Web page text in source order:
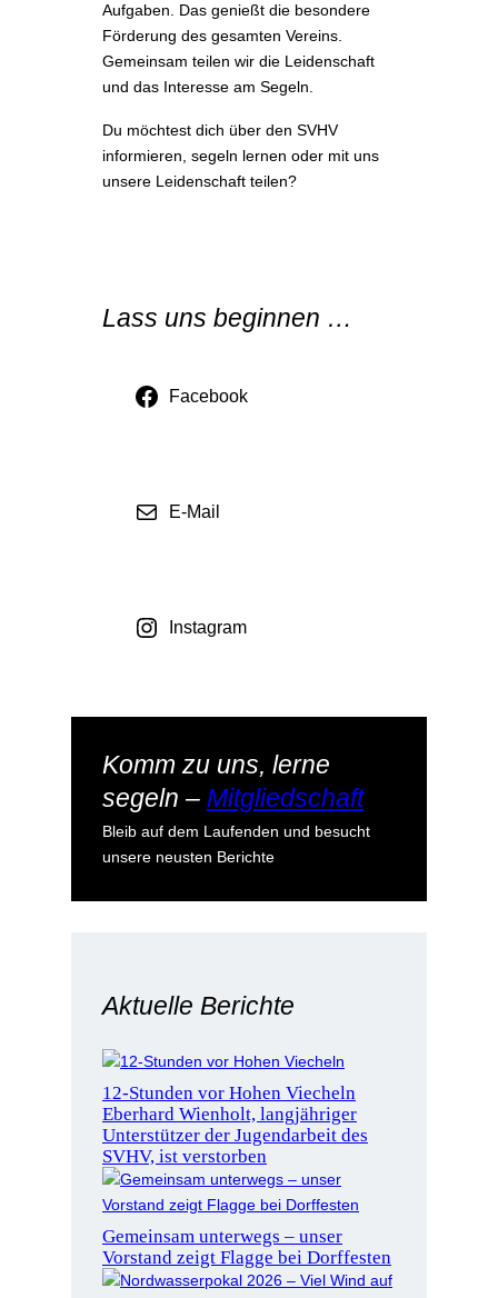
Aufgaben. Das genießt die besondere
Förderung des gesamten Vereins.
Gemeinsam teilen wir die Leidenschaft
und das Interesse am Segeln.
Du möchtest dich über den SVHV
informieren, segeln lernen oder mit uns
unsere Leidenschaft teilen?
Lass uns beginnen …
Facebook
E-Mail
Instagram
Komm zu uns, lerne
segeln – Mitgliedschaft
Bleib auf dem Laufenden und besucht
unsere neusten Berichte
Aktuelle Berichte
12-Stunden vor Hohen Viecheln
Eberhard Wienholt, langjähriger
Unterstützer der Jugendarbeit des
SVHV, ist verstorben
Gemeinsam unterwegs – unser
Vorstand zeigt Flagge bei Dorffesten